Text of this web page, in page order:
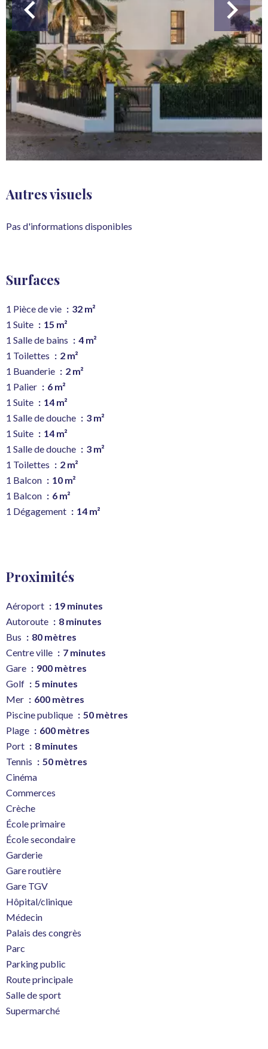
Autres visuels
Pas d'informations disponibles
Surfaces
1 Pièce de vie
32 m²
1 Suite
15 m²
1 Salle de bains
4 m²
1 Toilettes
2 m²
1 Buanderie
2 m²
1 Palier
6 m²
1 Suite
14 m²
1 Salle de douche
3 m²
1 Suite
14 m²
1 Salle de douche
3 m²
1 Toilettes
2 m²
1 Balcon
10 m²
1 Balcon
6 m²
1 Dégagement
14 m²
Proximités
Aéroport
19 minutes
Autoroute
8 minutes
Bus
80 mètres
Centre ville
7 minutes
Gare
900 mètres
Golf
5 minutes
Mer
600 mètres
Piscine publique
50 mètres
Plage
600 mètres
Port
8 minutes
Tennis
50 mètres
Cinéma
Commerces
Crèche
École primaire
École secondaire
Garderie
Gare routière
Gare TGV
Hôpital/clinique
Médecin
Palais des congrès
Parc
Parking public
Route principale
Salle de sport
Supermarché